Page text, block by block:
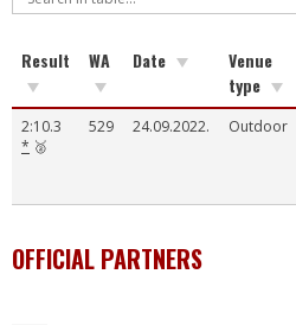
Result WA Date
Venue
type
2:10.3
* 🥈
529 24.09.2022. Outdoor
OFFICIAL PARTNERS